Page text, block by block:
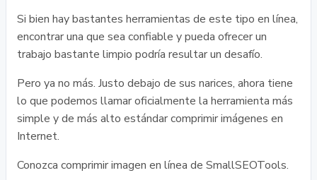
Si bien hay bastantes herramientas de este tipo en línea,
encontrar una que sea confiable y pueda ofrecer un
trabajo bastante limpio podría resultar un desafío.
Pero ya no más. Justo debajo de sus narices, ahora tiene
lo que podemos llamar oficialmente la herramienta más
simple y de más alto estándar comprimir imágenes en
Internet.
Conozca comprimir imagen en línea de SmallSEOTools.